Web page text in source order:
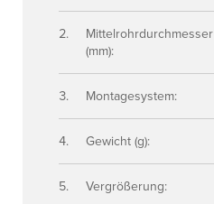
Mittelrohrdurchmesser
(mm):
Montagesystem:
Gewicht (g):
Vergrößerung: